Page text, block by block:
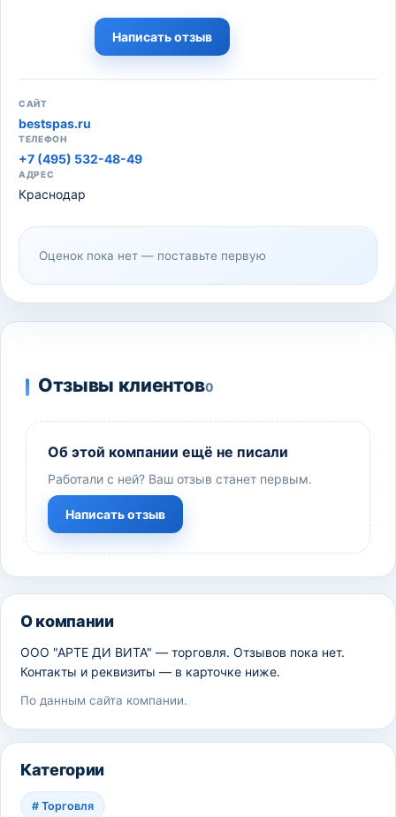
Написать отзыв
САЙТ
bestspas.ru
ТЕЛЕФОН
+7 (495) 532-48-49
АДРЕС
Краснодар
Оценок пока нет — поставьте первую
Отзывы клиентов0
Об этой компании ещё не писали
Работали с ней? Ваш отзыв станет первым.
Написать отзыв
О компании
ООО "АРТЕ ДИ ВИТА" — торговля. Отзывов пока нет.
Контакты и реквизиты — в карточке ниже.
По данным сайта компании.
Категории
# Торговля